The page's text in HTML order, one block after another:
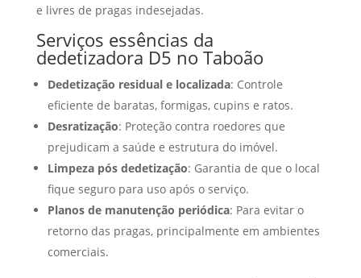
e livres de pragas indesejadas.
Serviços essências da
dedetizadora D5 no Taboão
Dedetização residual e localizada: Controle
eficiente de baratas, formigas, cupins e ratos.
Desratização: Proteção contra roedores que
prejudicam a saúde e estrutura do imóvel.
Limpeza pós dedetização: Garantia de que o local
fique seguro para uso após o serviço.
Planos de manutenção periódica: Para evitar o
retorno das pragas, principalmente em ambientes
comerciais.